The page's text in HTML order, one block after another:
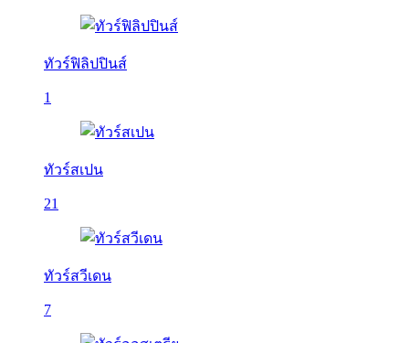
ทัวร์ฟิลิปปินส์
1
ทัวร์สเปน
21
ทัวร์สวีเดน
7